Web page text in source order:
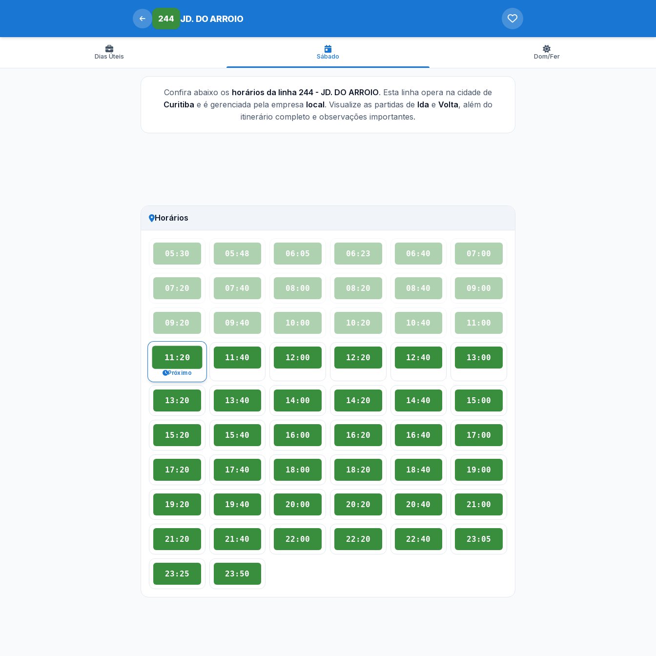
244 JD. DO ARROIO
Dias Úteis Sábado Dom/Fer
Confira abaixo os horários da linha 244 - JD. DO ARROIO. Esta linha opera na cidade de
Curitiba e é gerenciada pela empresa local. Visualize as partidas de Ida e Volta, além do
itinerário completo e observações importantes.
Horários
05:30 05:48 06:05 06:23 06:40 07:00
07:20 07:40 08:00 08:20 08:40 09:00
09:20 09:40 10:00 10:20 10:40 11:00
11:20
Próximo
11:40 12:00 12:20 12:40 13:00
13:20 13:40 14:00 14:20 14:40 15:00
15:20 15:40 16:00 16:20 16:40 17:00
17:20 17:40 18:00 18:20 18:40 19:00
19:20 19:40 20:00 20:20 20:40 21:00
21:20 21:40 22:00 22:20 22:40 23:05
23:25 23:50